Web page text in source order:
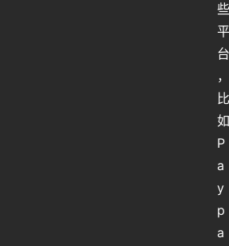
些
平
台
，
比
如
P
a
y
p
a